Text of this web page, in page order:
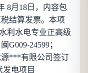
8月18日，内容包
结算发票。本项
利水电专业正高级
G009-24599；
源***有限公司签订
电项目